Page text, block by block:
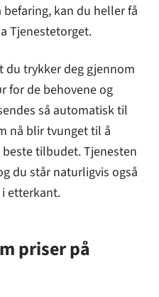
kan du heller få
Tjenestetorget.
du trykker deg gjennom
for de behovene og
så automatisk til
nå blir tvunget til å
tilbudet. Tjenesten
du står naturligvis også
etterkant.
priser på